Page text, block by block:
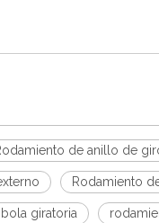
de anillo de
Rodamiento
giratoria